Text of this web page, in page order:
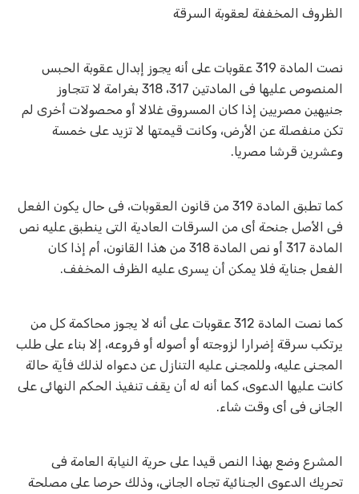
الظروف المخففة لعقوبة السرقة
نصت المادة 319 عقوبات على أنه يجوز إبدال عقوبة الحبس
المنصوص عليها فى المادتين 317، 318 بغرامة لا تتجاوز
جنيهين مصريين إذا كان المسروق غلالا أو محصولات أخرى لم
تكن منفصلة عن الأرض، وكانت قيمتها لا تزيد على خمسة
وعشرين قرشا مصريا.
كما تطبق المادة 319 من قانون العقوبات، فى حال يكون الفعل
فى الأصل جنحة أى من السرقات العادية التى ينطبق عليه نص
المادة 317 أو نص المادة 318 من هذا القانون، أم إذا كان
الفعل جناية فلا يمكن أن يسرى عليه الظرف المخفف.
كما نصت المادة 312 عقوبات على أنه لا يجوز محاكمة كل من
يرتكب سرقة إضرارا لزوجته أو أصوله أو فروعه، إلا بناء على طلب
المجنى عليه، وللمجنى عليه التنازل عن دعواه لذلك فأية حالة
كانت عليها الدعوى، كما أنه له أن يقف تنفيذ الحكم النهائى على
الجانى فى أى وقت شاء.
المشرع وضع بهذا النص قيدا على حرية النيابة العامة فى
تحريك الدعوى الجنائية تجاه الجانى، وذلك حرصا على مصلحة